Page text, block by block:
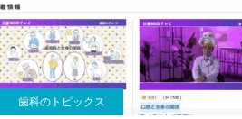
歯科のトピックス